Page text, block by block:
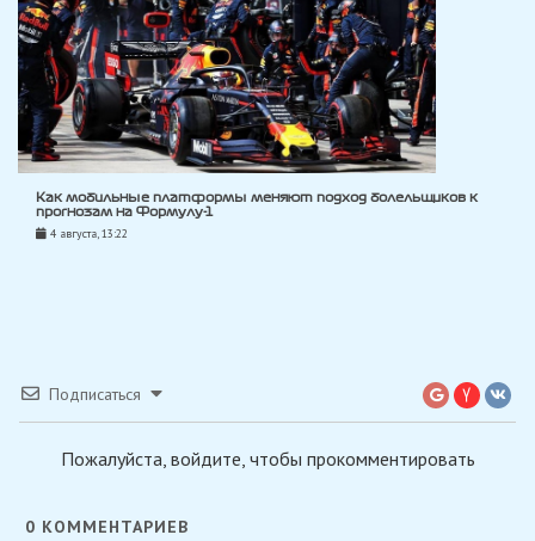
Как мобильные платформы меняют подход болельщиков к
прогнозам на Формулу-1
4 августа, 13:22
Подписаться
Пожалуйста, войдите, чтобы прокомментировать
0 КОММЕНТАРИЕВ